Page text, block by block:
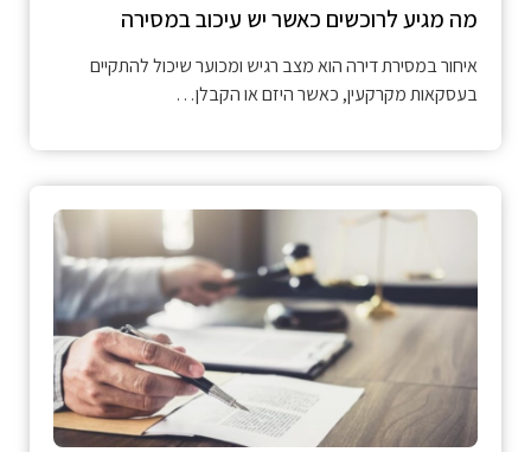
מה מגיע לרוכשים כאשר יש עיכוב במסירה
איחור במסירת דירה הוא מצב רגיש ומכוער שיכול להתקיים
בעסקאות מקרקעין, כאשר היזם או הקבלן…